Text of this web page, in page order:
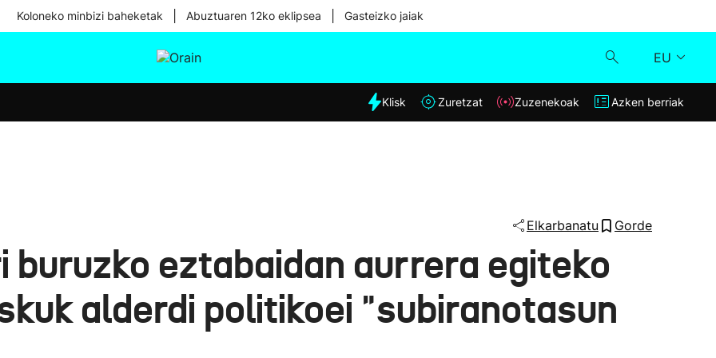
Koloneko minbizi baheketak Abuztuaren 12ko eklipsea Gasteizko jaiak
EU
Eguraldia
Klisk
Azken berriak
Klisk Zuretzat Zuzenekoak Azken berriak
Elkarbanatu Gorde
eztabaidan aurrera egiteko
alderdi politikoei "subiranotasun